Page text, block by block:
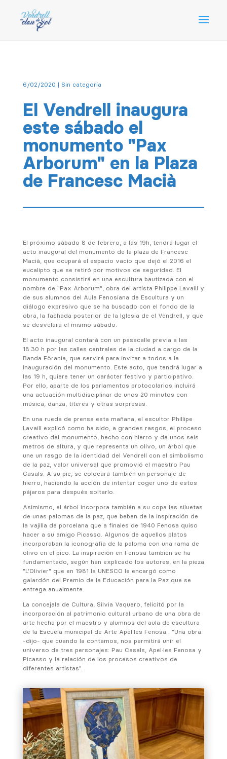
6/02/2020 | Sin categoría
El Vendrell inaugura
este sábado el
monumento "Pax
Arborum" en la Plaza
de Francesc Macià
El próximo sábado 8 de febrero, a las 19h, tendrá lugar el
acto inaugural del monumento de la plaza de Francesc
Macià, que ocupará el espacio vacío que dejó el 2016 el
eucalipto que se retiró por motivos de seguridad. El
monumento consistirá en una escultura bautizada con el
nombre de "Pax Arborum", obra del artista Philippe Lavaill y
de sus alumnos del Aula Fenosiana de Escultura y un
diálogo expresivo que se ha buscado con el fondo de la
obra, la fachada posterior de la Iglesia de el Vendrell, y que
se desvelará el mismo sábado.
El acto inaugural contará con un pasacalle previa a las
18.30 h por las calles centrales de la ciudad a cargo de la
Banda Fòrania, que servirá para invitar a todos a la
inauguración del monumento. Este acto, que tendrá lugar a
las 19 h, quiere tener un carácter festivo y participativo.
Por ello, aparte de los parlamentos protocolarios incluirá
una actuación multidisciplinar de unos 20 minutos con
música, danza, títeres y otras sorpresas.
En una rueda de prensa esta mañana, el escultor Phillipe
Lavaill explicó como ha sido, a grandes rasgos, el proceso
creativo del monumento, hecho con hierro y de unos seis
metros de altura, y que representa un olivo, un árbol que
une un rasgo de la identidad del Vendrell con el simbolismo
de la paz, valor universal que promovió el maestro Pau
Casals. A su pie, se colocará también un personaje de
hierro, haciendo la acción de intentar coger uno de estos
pájaros para después soltarlo.
Asimismo, el árbol incorpora también a su copa las siluetas
de unas palomas de la paz, que beben de la inspiración de
la vajilla de porcelana que a finales de 1940 Fenosa quiso
hacer a su amigo Picasso. Algunos de aquellos platos
incorporaban la iconografía de la paloma con una rama de
olivo en el pico. La inspiración en Fenosa también se ha
fundamentado, según han explicado los autores, en la pieza
"L’Olivier" que en 1981 la UNESCO le encargó como
galardón del Premio de la Educación para la Paz que se
entrega anualmente.
La concejala de Cultura, Silvia Vaquero, felicitó por la
incorporación al patrimonio cultural urbano de una obra de
arte hecha por el maestro y alumnos del aula de escultura
de la Escuela municipal de Arte Apel·les Fenosa . "Una obra
-dijo- que cuando la contamos, nos permitirá unir el
universo de tres personajes: Pau Casals, Apel·les Fenosa y
Picasso y la relación de los procesos creativos de
diferentes artistas".